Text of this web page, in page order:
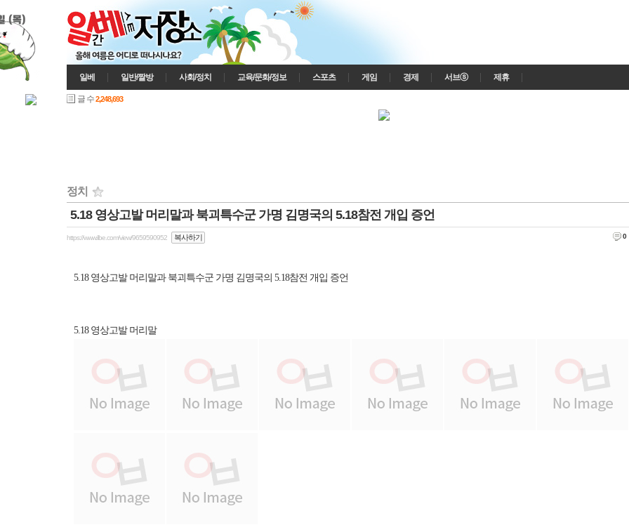
일베 일반/짤방 사회/정치 교육/문화/정보 스포츠 게임 경제 서브ⓢ 제휴
글 수2,248,693
정치
5.18 영상고발 머리말과 북괴특수군 가명 김명국의 5.18참전 개입 증언
https://www.ilbe.com/view/9659590952 복사하기 0
5.18 영상고발 머리말과 북괴특수군 가명 김명국의 5.18참전 개입 증언
5.18 영상고발 머리말
인기게시글
(목)